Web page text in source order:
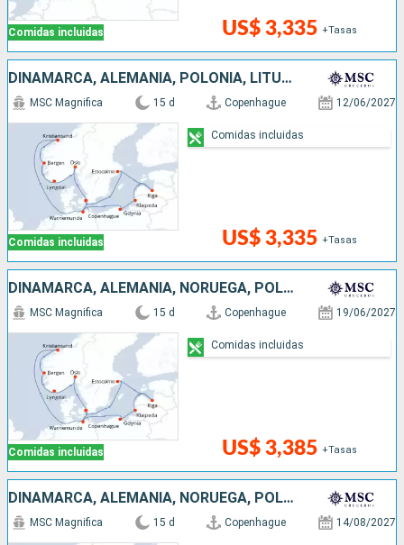
Comidas incluidas US$ 3,335 +Tasas
DINAMARCA, ALEMANIA, POLONIA, LITUANIA, LETONIA, SUECIA, NORUEGA
Comidas incluidas
MSC Magnifica 15 d Copenhague 12/06/2027
US$ 3,335 +Tasas
Comidas incluidas
DINAMARCA, ALEMANIA, NORUEGA, POLONIA, LITUANIA, LETONIA, SUECIA
Comidas incluidas
MSC Magnifica 15 d Copenhague 19/06/2027
US$ 3,385 +Tasas
Comidas incluidas
DINAMARCA, ALEMANIA, NORUEGA, POLONIA, LITUANIA, LETONIA, SUECIA
MSC Magnifica 15 d Copenhague 14/08/2027